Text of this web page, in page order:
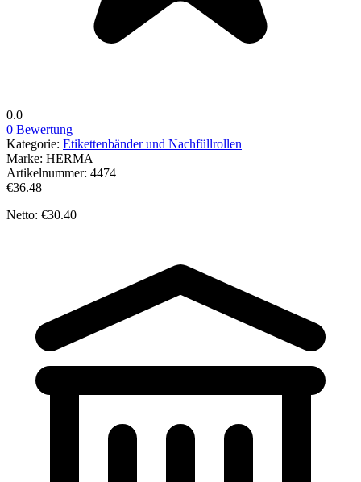
0.0
0 Bewertung
Kategorie: Etikettenbänder und Nachfüllrollen
Marke: HERMA
Artikelnummer: 4474
€36.48
Netto: €30.40